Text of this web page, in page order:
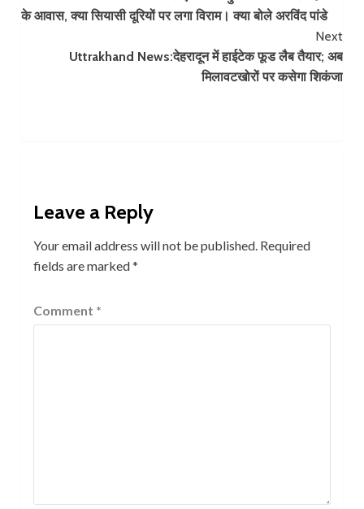
के आवास, क्या सियासी दूरियों पर लगा विराम। क्या बोले अरविंद पांडे
Next
Uttrakhand News:देहरादून में हाईटेक फूड लैब तैयार; अब
मिलावटखोरों पर कसेगा शिकंजा
Leave a Reply
Your email address will not be published. Required
fields are marked*
Comment *